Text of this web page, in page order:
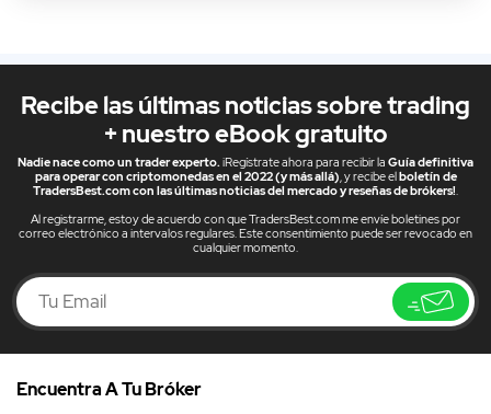
Recibe las últimas noticias sobre trading
+ nuestro eBook gratuito
Nadie nace como un trader experto. ¡Regístrate ahora para recibir la Guía definitiva
para operar con criptomonedas en el 2022 (y más allá) , y recibe elboletín de
TradersBest.com con las últimas noticias del mercado y reseñas de brókers!
Al registrarme, estoy de acuerdo con que TradersBest.com me envíe boletines por
correo electrónico a intervalos regulares. Este consentimiento puede ser revocado en
cualquier momento.
Encuentra A Tu Bróker
ES